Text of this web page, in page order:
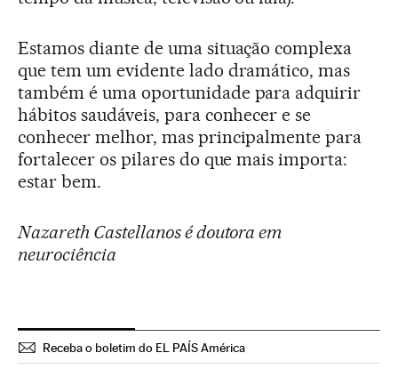
Estamos diante de uma situação complexa
que tem um evidente lado dramático, mas
também é uma oportunidade para adquirir
hábitos saudáveis, para conhecer e se
conhecer melhor, mas principalmente para
fortalecer os pilares do que mais importa:
estar bem.
Nazareth Castellanos é doutora em
neurociência
Receba o boletim do EL PAÍS América